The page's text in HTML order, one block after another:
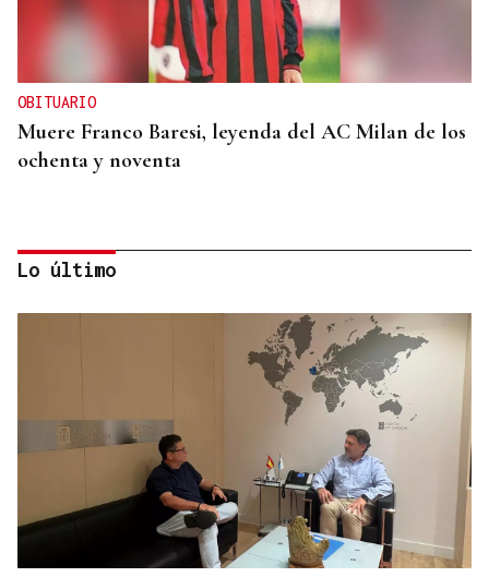
OBITUARIO
Muere Franco Baresi, leyenda del AC Milan de los
ochenta y noventa
Muere el padre de Paula Echevarría, Luis, a los 76
Lo último